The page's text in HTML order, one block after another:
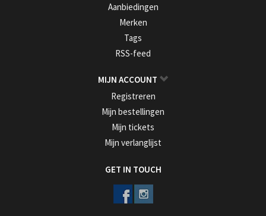
Aanbiedingen
Merken
Tags
RSS-feed
MIJN ACCOUNT
Registreren
Mijn bestellingen
Mijn tickets
Mijn verlanglijst
GET IN TOUCH